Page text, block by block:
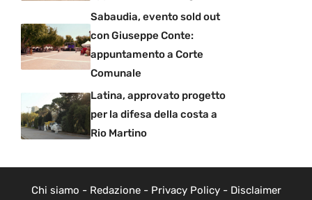
Sabaudia, evento sold out
con Giuseppe Conte:
appuntamento a Corte
Comunale
Latina, approvato progetto
per la difesa della costa a
Rio Martino
Chi siamo - Redazione- Privacy Policy- Disclaimer